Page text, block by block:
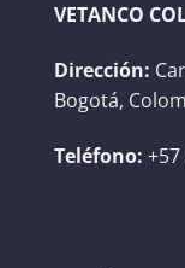
VETANCO
Dirección:
Bogotá,
Teléfono: